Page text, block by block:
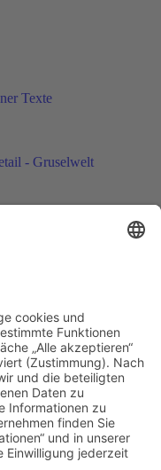
Texte
- Gruselwelt